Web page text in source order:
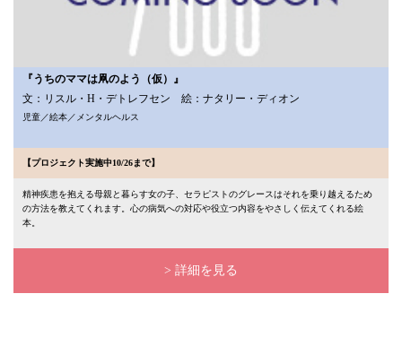
『うちのママは凧のよう（仮）』
文：リスル・H・デトレフセン 絵：ナタリー・ディオン
児童／絵本／メンタルヘルス
【プロジェクト実施中10/26まで】
精神疾患を抱える母親と暮らす女の子、セラピストのグレースはそれを乗り越えるため
の方法を教えてくれます。心の病気への対応や役立つ内容をやさしく伝えてくれる絵
本。
> 詳細を見る